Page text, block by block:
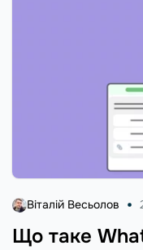
Що таке
Віталій Весьолов